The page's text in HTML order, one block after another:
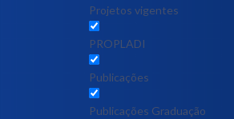
Projetos vigentes
PROPLADI
Publicações
Publicações Graduação